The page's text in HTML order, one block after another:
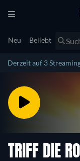
Neu Beliebt
Derzeit auf 3
TRIFF DIE